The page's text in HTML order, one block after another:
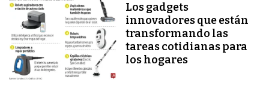
Los gadgets
innovadores que están
transformando las
tareas cotidianas para
los hogares